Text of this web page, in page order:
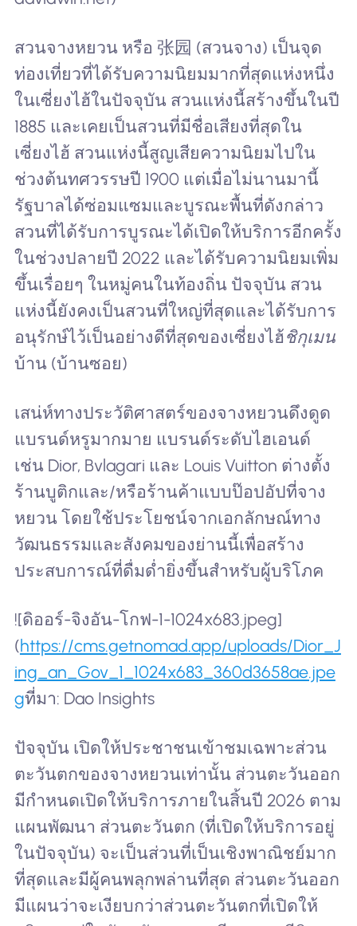
สวนจางหยวน หรือ 张园 (สวนจาง) เป็นจุด
ท่องเที่ยวที่ได้รับความนิยมมากที่สุดแห่งหนึ่ง
ในเซี่ยงไฮ้ในปัจจุบัน สวนแห่งนี้สร้างขึ้นในปี
1885 และเคยเป็นสวนที่มีชื่อเสียงที่สุดใน
เซี่ยงไฮ้ สวนแห่งนี้สูญเสียความนิยมไปใน
ช่วงต้นทศวรรษปี 1900 แต่เมื่อไม่นานมานี้
รัฐบาลได้ซ่อมแซมและบูรณะพื้นที่ดังกล่าว
สวนที่ได้รับการบูรณะได้เปิดให้บริการอีกครั้ง
ในช่วงปลายปี 2022 และได้รับความนิยมเพิ่ม
ขึ้นเรื่อยๆ ในหมู่คนในท้องถิ่น ปัจจุบัน สวน
แห่งนี้ยังคงเป็นสวนที่ใหญ่ที่สุดและได้รับการ
อนุรักษ์ไว้เป็นอย่างดีที่สุดของเซี่ยงไฮ้ชิกุเมน
บ้าน (บ้านซอย)
เสน่ห์ทางประวัติศาสตร์ของจางหยวนดึงดูด
แบรนด์หรูมากมาย แบรนด์ระดับไฮเอนด์
เช่น Dior, Bvlagari และ Louis Vuitton ต่างตั้ง
ร้านบูติกและ/หรือร้านค้าแบบป๊อปอัปที่จาง
หยวน โดยใช้ประโยชน์จากเอกลักษณ์ทาง
วัฒนธรรมและสังคมของย่านนี้เพื่อสร้าง
ประสบการณ์ที่ดื่มด่ำยิ่งขึ้นสำหรับผู้บริโภค
![ดิออร์-จิงอัน-โกฟ-1-1024x683.jpeg]
(https://cms.getnomad.app/uploads/Dior_J
ing_an_Gov_1_1024x683_360d3658ae.jpe
gที่มา: Dao Insights
ปัจจุบัน เปิดให้ประชาชนเข้าชมเฉพาะส่วน
ตะวันตกของจางหยวนเท่านั้น ส่วนตะวันออก
มีกำหนดเปิดให้บริการภายในสิ้นปี 2026 ตาม
แผนพัฒนา ส่วนตะวันตก (ที่เปิดให้บริการอยู่
ในปัจจุบัน) จะเป็นส่วนที่เป็นเชิงพาณิชย์มาก
ที่สุดและมีผู้คนพลุกพล่านที่สุด ส่วนตะวันออก
มีแผนว่าจะเงียบกว่าส่วนตะวันตกที่เปิดให้